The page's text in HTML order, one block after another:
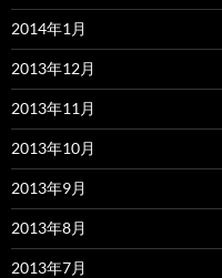
2014年1月
2013年12月
2013年11月
2013年10月
2013年9月
2013年8月
2013年7月